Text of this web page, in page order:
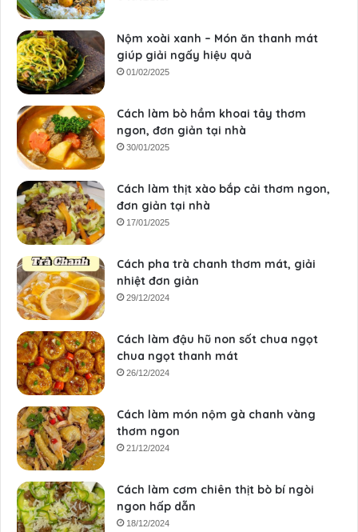
Nộm xoài xanh – Món ăn thanh mát
giúp giải ngấy hiệu quả
01/02/2025
Cách làm bò hầm khoai tây thơm
ngon, đơn giản tại nhà
30/01/2025
Cách làm thịt xào bắp cải thơm ngon,
đơn giản tại nhà
17/01/2025
Cách pha trà chanh thơm mát, giải
nhiệt đơn giản
29/12/2024
Cách làm đậu hũ non sốt chua ngọt
chua ngọt thanh mát
26/12/2024
Cách làm món nộm gà chanh vàng
thơm ngon
21/12/2024
Cách làm cơm chiên thịt bò bí ngòi
ngon hấp dẫn
18/12/2024